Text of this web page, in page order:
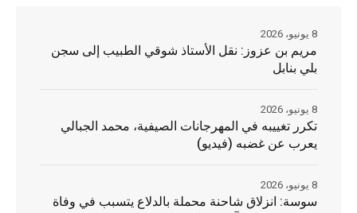
مريم بن عزوز: نقل الأستاذ شوقي الطبيب إلى سجن
بلي بنابل
8 يونيو، 2026
تكرر تغييبه في المهرجانات الصيفية، محمد الجبالي
يعرب عن غضبه (فيديو)
8 يونيو، 2026
سوسة: انزلاق شاحنة محملة بالدلاع يتسبب في وفاة
8 يونيو، 2026